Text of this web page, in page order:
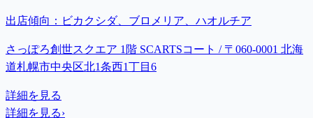
出店傾向： ビカクシダ、ブロメリア、ハオルチア
さっぽろ創世スクエア 1階 SCARTSコート / 〒060-0001 北海
道札幌市中央区北1条西1丁目6
詳細を見る
詳細を見る›